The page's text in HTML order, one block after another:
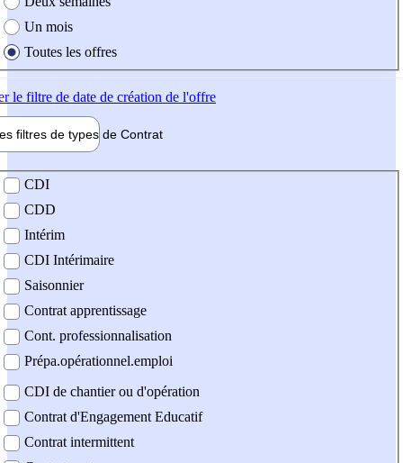
Un mois
Toutes les offres
le filtre de date de création de l'offre
filtres de types de Contrat
contrat
CDI
CDD
Intérim
CDI Intérimaire
Saisonnier
Contrat apprentissage
Cont. professionnalisation
Prépa.opérationnel.emploi
CDI de chantier ou d'opération
Contrat d'Engagement Educatif
Contrat intermittent